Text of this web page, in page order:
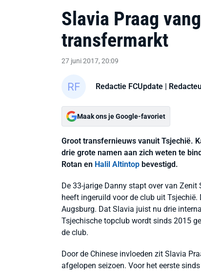
Slavia Praag
transfermarkt
27 juni 2017, 20:09
Redactie FCUpdate |
Maak ons je Google-favoriet
Groot transfernieuws vanuit Tsjechië.
drie grote namen aan zich weten te
Rotan en Halil Altintop bevestigd.
De 33-jarige Danny stapt over van
heeft ingeruild voor de club uit
Augsburg. Dat Slavia juist nu drie
Tsjechische topclub wordt sinds 2015
de club.
Door de Chinese invloeden zit Slavia
afgelopen seizoen. Voor het eerste